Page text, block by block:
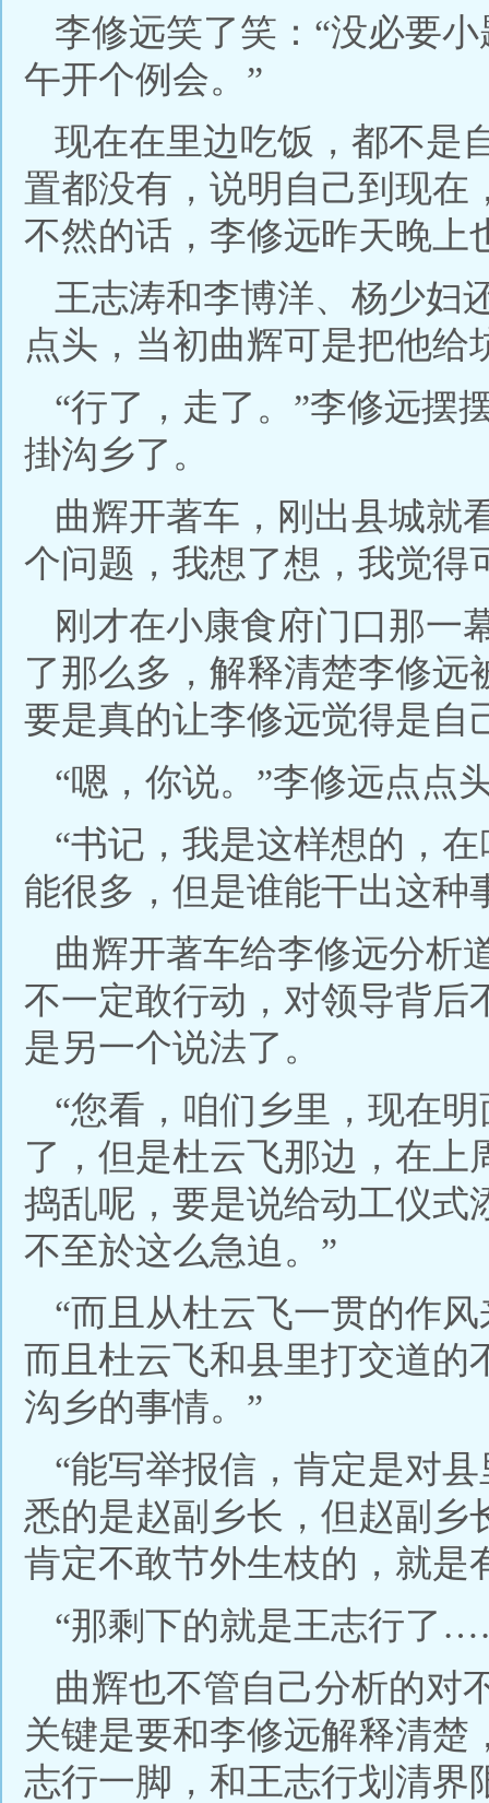
李修远笑了笑：“没必要
午开个例会。”
现在在里边吃饭，都不是
置都没有，说明自己到现在
不然的话，李修远昨天晚上
王志涛和李博洋、杨少妇
点头，当初曲辉可是把他给
“行了，走了。”李修远摆
掛沟乡了。
曲辉开著车，刚出县城就
个问题，我想了想，我觉得
刚才在小康食府门口那一
了那么多，解释清楚李修
要是真的让李修远觉得是自
“嗯，你说。”李修远点点
“书记，我是这样想的，
能很多，但是谁能干出这种
曲辉开著车给李修远分析
不一定敢行动，对领导背后
是另一个说法了。
“您看，咱们乡里，现在
了，但是杜云飞那边，在
捣乱呢，要是说给动工仪式
不至於这么急迫。”
“而且从杜云飞一贯的作
而且杜云飞和县里打交道的
沟乡的事情。”
“能写举报信，肯定是对
悉的是赵副乡长，但赵副乡
肯定不敢节外生枝的，就是
“那剩下的就是王志行了
曲辉也不管自己分析的对
关键是要和李修远解释清楚
志行一脚，和王志行划清界